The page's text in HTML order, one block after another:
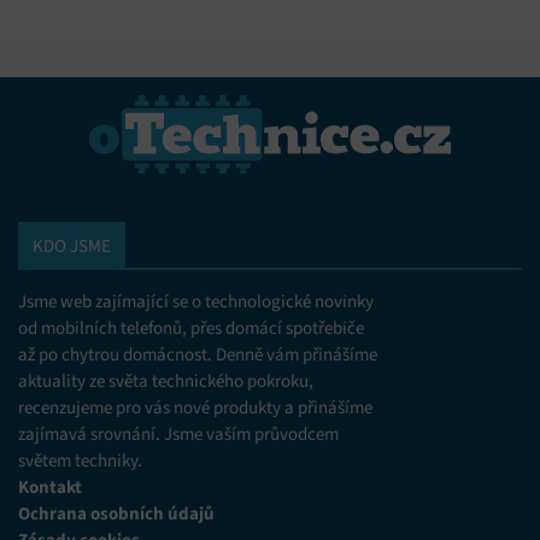
KDO JSME
Jsme web zajímající se o technologické novinky
od mobilních telefonů, přes domácí spotřebiče
až po chytrou domácnost. Denně vám přinášíme
aktuality ze světa technického pokroku,
recenzujeme pro vás nové produkty a přinášíme
zajímavá srovnání. Jsme vaším průvodcem
světem techniky.
Kontakt
Ochrana osobních údajů